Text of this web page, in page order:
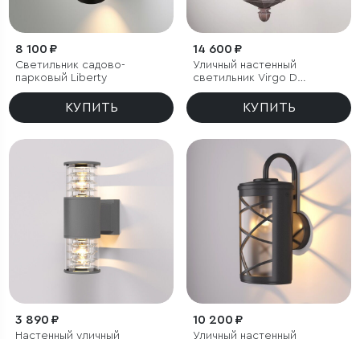
8 100 ₽
Светильник садово-
парковый Liberty
КУПИТЬ
14 600 ₽
Уличный настенный
светильник Virgo D
капучино IP44
КУПИТЬ
3 890 ₽
Настенный уличный
10 200 ₽
Уличный настенный